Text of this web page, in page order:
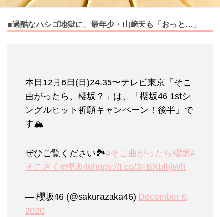
■過酷なハシゴ地獄に、最年少・山﨑天も「おっと…」
本日12月6日(日)24:35〜テレビ東京「そこ
曲がったら、櫻坂？」は、「櫻坂46 1stシ
ングルヒット祈願キャンペーン！後半」で
す🏔
ぜひご覧ください🏞#そこ曲がったら櫻坂#
そこさく #櫻坂46 https://t.co/3FBXbfhjWh
— 櫻坂46 (@sakurazaka46) December 6,
2020